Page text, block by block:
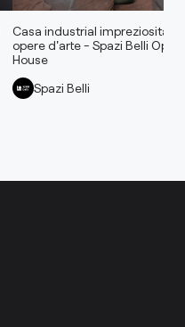
Casa industrial impreziosita
opere d'arte - Spazi Belli Open
House
Spazi Belli